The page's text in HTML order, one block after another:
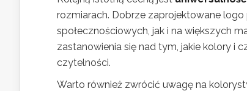
rozmiarach. Dobrze zaprojektowane
społecznościowych, jak i na większych
zastanowienia się nad tym, jakie kolory i
czytelności.
Warto również zwrócić uwagę na